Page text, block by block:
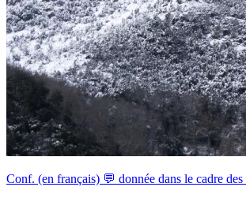
Conf. (en français) 💬 donnée dans le cadre